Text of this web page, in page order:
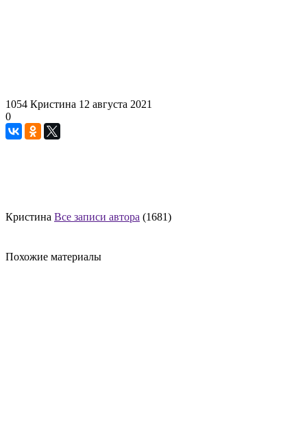
1054 Кристина 12 августа 2021
0
Кристина Все записи автора (1681)
Похожие материалы